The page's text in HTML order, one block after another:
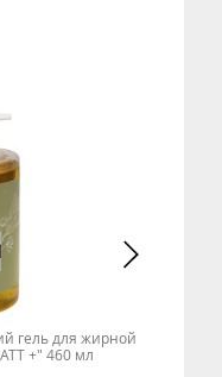
гель для жирной
+" 460 мл